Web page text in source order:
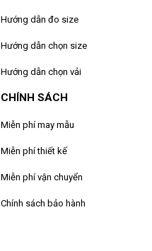
Hướng dẫn đo size
Hướng dẫn chọn size
Hướng dẫn chọn vải
CHÍNH SÁCH
Miễn phí may mẫu
Miễn phí thiết kế
Miễn phí vận chuyển
Chính sách bảo hành